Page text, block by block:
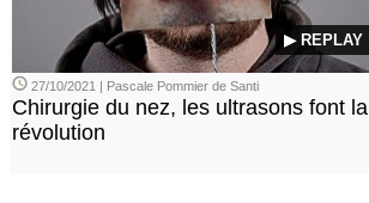
▶ REPLAY
27/10/2021 | Pascale Pommier de Santi
Chirurgie du nez, les ultrasons font la
révolution